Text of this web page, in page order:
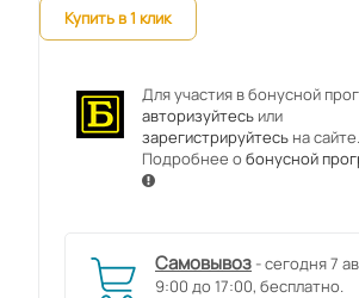
Купить в 1 клик
Для участия в бонусной
авторизуйтесьили
зарегистрируйтесьна сайте.
Подробнее обонусной
Самовывоз - сегодня 7
9:00 до 17:00, бесплатно.